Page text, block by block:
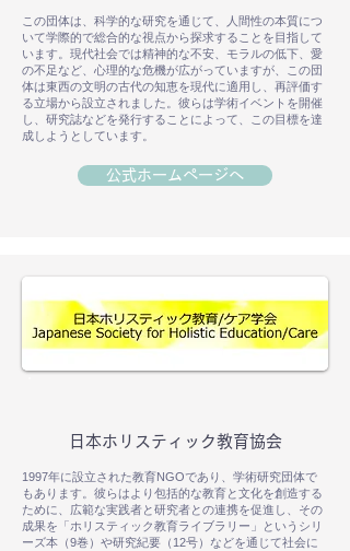
この団体は、科学的な研究を通じて、人間性の本質につ
いて学際的で総合的な視点から探求することを目指して
います。現代社会では精神的な不安、モラルの低下、愛
の不足など、心理的な危機が広がっていますが、この団
体は東西の文明の古代の知恵を現代に適用し、再評価す
る立場から設立されました。彼らは学術イベントを開催
し、研究誌などを発行することによって、この目標を達
成しようとしています。
公式ホームページへ
日本ホリスティック教育協会
1997年に設立された教育NGOであり、学術研究団体で
もあります。彼らはより包括的な教育と文化を創造する
ために、広範な実践者と研究者との連携を促進し、その
成果を「ホリスティック教育ライブラリー」というシリ
ーズ本（9巻）や研究紀要（12号）などを通じて社会に